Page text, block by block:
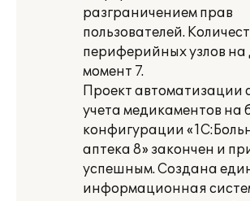
разграничением прав
пользователей.
периферийных узлов
момент 7.
Проект автоматизации
учета медикаментов на
конфигурации
аптека 8» закончен и
успешным. Создана
информационная